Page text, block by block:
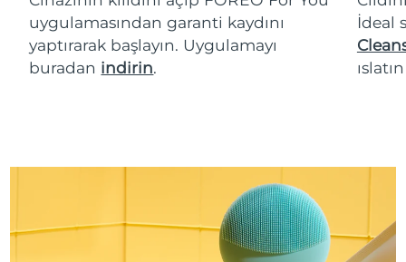
uygulamasından garanti kaydını
yaptırarak başlayın. Uygulamayı
buradan indirin.
İdeal